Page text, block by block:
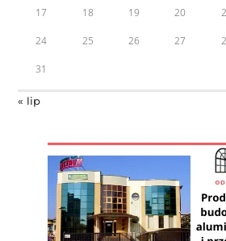
17 18 19 20
24 25 26 27
31
« lip